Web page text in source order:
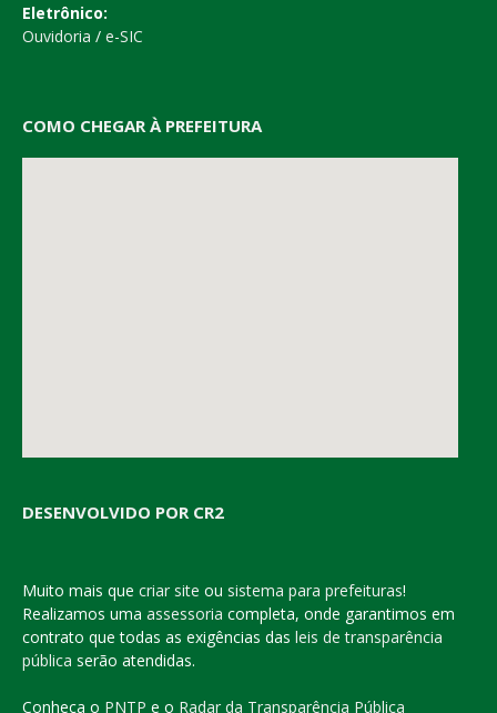
Eletrônico:
Ouvidoria / e-SIC
COMO CHEGAR À PREFEITURA
DESENVOLVIDO POR CR2
Muito mais que criar site ou sistema para prefeituras!
Realizamos uma assessoria completa, onde garantimos em
contrato que todas as exigências das leis de transparência
pública serão atendidas.
Conheça o PNTP e o Radar da Transparência Pública